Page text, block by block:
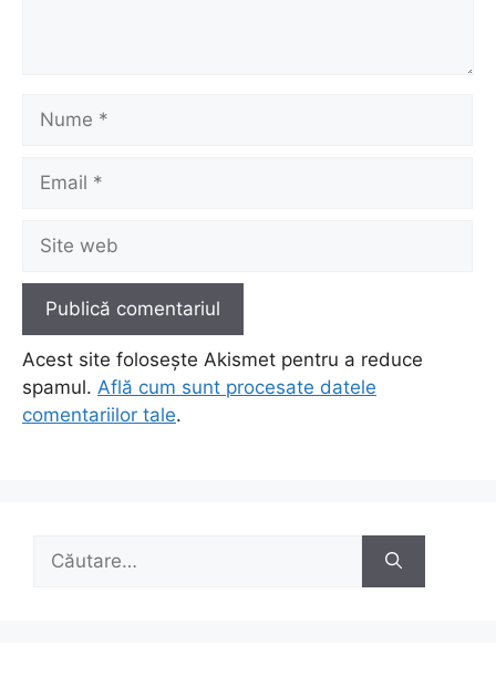
Nume
Email
Site
web
Acest site folosește Akismet pentru a reduce
spamul. Află cum sunt procesate datele
comentariilor tale.
după: